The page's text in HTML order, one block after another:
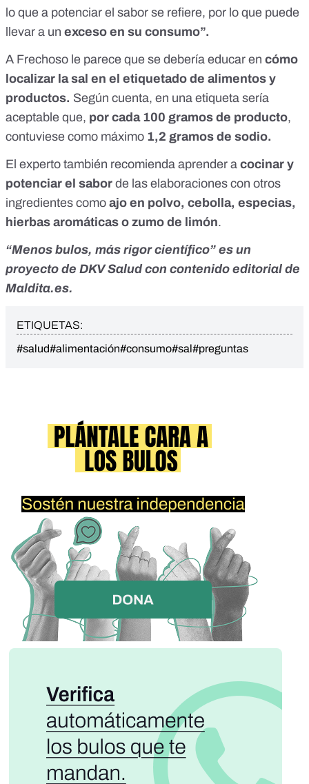
lo que a potenciar el sabor se refiere, por lo que puede
llevar a un exceso en su consumo”.
A Frechoso le parece que se debería educar en cómo
localizar la sal en el etiquetado de alimentos y
productos. Según cuenta, en una etiqueta sería
aceptable que, por cada 100 gramos de producto,
contuviese como máximo 1,2 gramos de sodio.
El experto también recomienda aprender a cocinar y
potenciar el sabor de las elaboraciones con otros
ingredientes como ajo en polvo, cebolla, especias,
hierbas aromáticas o zumo de limón.
“Menos bulos, más rigor científico” es un
proyecto de DKV Saludcon contenido editorial de
Maldita.es.
ETIQUETAS:
#salud#alimentación#consumo#sal#preguntas